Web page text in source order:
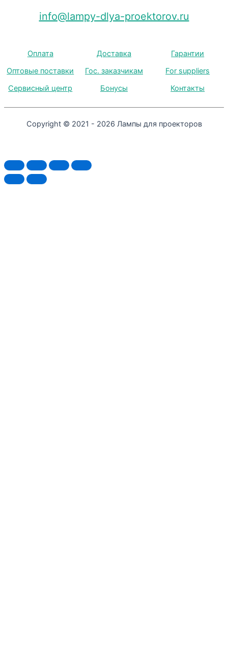
info@lampy-dlya-proektorov.ru
Оплата Доставка
Гарантии
Оптовые поставки
Гос. заказчикам
For suppliers
Сервисный центр
Бонусы Контакты
Copyright © 2021 - 2026 Лампы для проекторов